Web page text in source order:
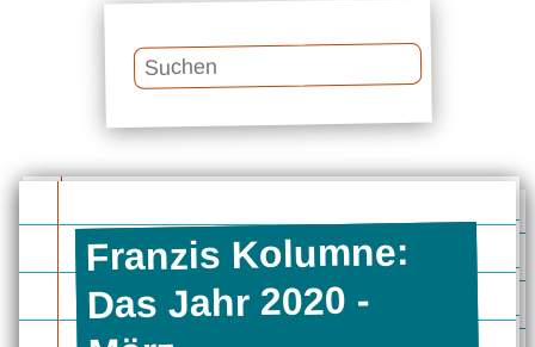
Franzis Kolumne:
Das Jahr 2020 -